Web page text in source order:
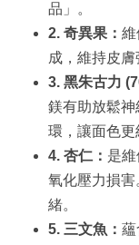
品」。
2. 奇異果： 維
成，維持皮
3. 黑朱古力
鎂有助放鬆
環，讓面色更
4. 杏仁： 是
氧化壓力損
緒。
5. 三文魚： 蘊